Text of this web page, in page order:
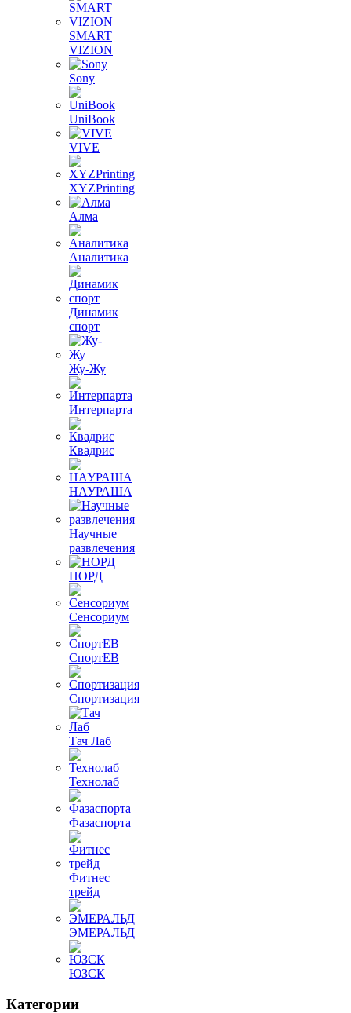
SMART
VIZION
Sony
UniBook
VIVE
XYZPrinting
Алма
Аналитика
Динамик
спорт
Жу-Жу
Интерпарта
Квадрис
НАУРАША
Научные
развлечения
НОРД
Сенсориум
СпортЕВ
Спортизация
Тач Лаб
Технолаб
Фазаспорта
Фитнес
трейд
ЭМЕРАЛЬД
ЮЗСК
Категории